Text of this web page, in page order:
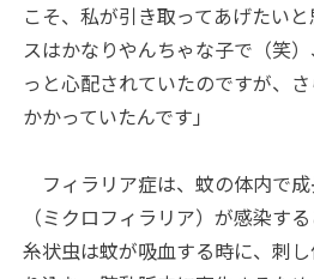
こそ、私が引き取ってあげたい
スはかなりやんちゃな子で（笑
っと心配されていたのですが、
かかっていたんです」
フィラリア症は、蚊の体内で
（ミクロフィラリア）が感染す
糸状虫は蚊が吸血する時に、刺